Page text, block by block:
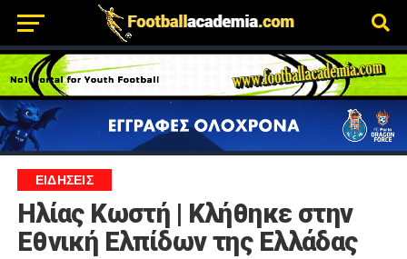
ΕΙΔΗΣΕΙΣ
Ηλίας Κωστή | Κλήθηκε στην
Εθνική Ελπίδων της Ελλάδας